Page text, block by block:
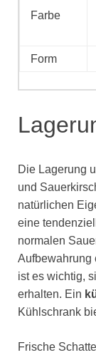
Farbe
Form
Die Lagerung
und
natürlichen
eine
normalen
Aufbewahrung
ist es wichtig,
erhalten. Ein
Kühlschrank
Frische